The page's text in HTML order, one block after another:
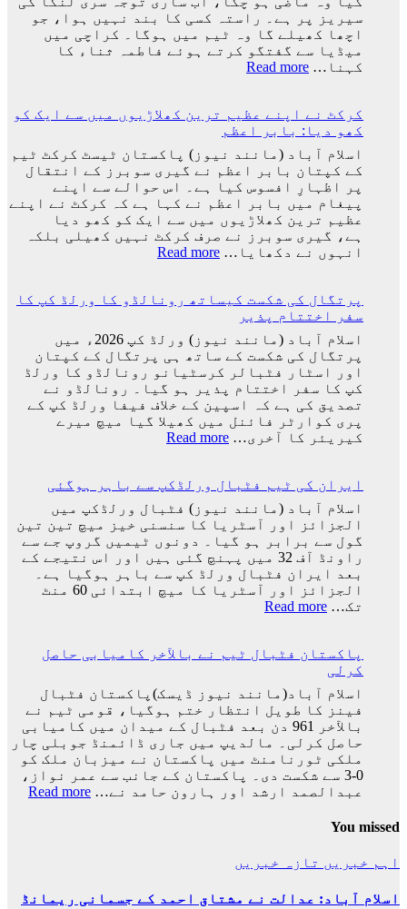
لیونل
میسی
ٹیم
کے
واپس
کیوں
گئے؟
وجہ
سامنے
آ
گئی
سیریز پر ہے۔ راستہ کسی کا بند نہیں ہوا، جو
اچھا کھیلے گا وہ ٹیم میں ہوگا۔ کراچی میں
میڈیا سے گفتگو کرتے ہوئے فاطمہ ثناء کا
کہنا… Read more
:
کا
بند
ہوا،
جو
اچھا
کھیلے
گا
وہ
ٹیم
ہوگا:
فاطمہ
ثنا
کرکٹ نے اپنے عظیم ترین کھلاڑیوں میں سے ایک کو
کھو دیا: بابر اعظم
اسلام آباد (مانند نیوز) پاکستان ٹیسٹ کرکٹ ٹیم
کے کپتان بابر اعظم نے گیری سوبرز کے انتقال
پر اظہارِ افسوس کیا ہے۔ اس حوالے سے اپنے
پیغام میں بابر اعظم نے کہا ہے کہ کرکٹ نے اپنے
عظیم ترین کھلاڑیوں میں سے ایک کو کھو دیا
ہے، گیری سوبرز نے صرف کرکٹ نہیں کھیلی بلکہ
انہوں نے دکھایا… Read more
:
اپنے
ترین
کھلاڑیوں
میں
سے
ایک
کو
کھو
پرتگال کی شکست کیساتھ رونالڈو کا ورلڈ کپ کا
سفر اختتام پذیر
اسلام آباد (مانند نیوز) ورلڈ کپ 2026ء میں
پرتگال کی شکست کے ساتھ ہی پرتگال کے کپتان
اور اسٹار فٹبالر کرسٹیانو رونالڈو کا ورلڈ
کپ کا سفر اختتام پذیر ہو گیا۔ رونالڈو نے
تصدیق کی ہے کہ اسپین کے خلاف فیفا ورلڈ کپ کے
پری کوارٹر فائنل میں کھیلا گیا میچ میرے
کیریئر کا آخری… Read more
:
شکست
کیساتھ
رونالڈو
کا
ورلڈ
کپ
کا
سفر
ایران کی ٹیم فٹبال ورلڈکپ سے باہر ہوگئی
اسلام آباد (مانند نیوز) فٹبال ورلڈکپ میں
الجزائز اور آسٹریا کا سنسنی خیز میچ تین تین
گول سے برابر ہو گیا۔ دونوں ٹیمیں گروپ جے سے
راونڈ آف 32 میں پہنچ گئی ہیں اور اس نتیجے کے
بعد ایران فٹبال ورلڈ کپ سے باہر ہوگیا ہے۔
الجزائز اور آسٹریا کا میچ ابتدائی 60 منٹ
تک… Read more
:
ٹیم
سے
باہر
ہوگئی
پاکستان فٹبال ٹیم نے بالآخر کامیابی حاصل
کرلی
اسلام آباد(مانند نیوز ڈیسک)پاکستان فٹبال
فینز کا طویل انتظار ختم ہوگیا، قومی ٹیم نے
بالآخر 961 دن بعد فٹبال کے میدان میں کامیابی
حاصل کرلی۔ مالدیپ میں جاری ڈائمنڈ جوبلی چار
ملکی ٹورنامنٹ میں پاکستان نے میزبان ملک کو
0-3 سے شکست دی۔ پاکستان کے جانب سے عمر نواز،
عبدالصمد ارشد اور ہارون حامد نے… Read more
:
You missed
اہم خبریں تازہ خبریں
اسلام آباد: عدالت نے مشتاق احمد کے جسمانی ریمانڈ